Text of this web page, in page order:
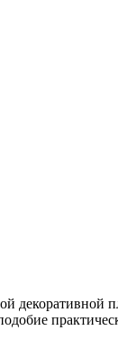
декоративной